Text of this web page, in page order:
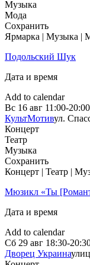
Музыка
Мода
Сохранить
Ярмарка | Музыка |
Подольский Шук
Дата и время
Add to calendar
Вс 16 авг 11:00-20:00
КультМотивул.
Концерт
Театр
Музыка
Сохранить
Концерт | Театр |
Мюзикл «Ты
Дата и время
Add to calendar
Сб 29 авг 18:30-
Дворец Украина